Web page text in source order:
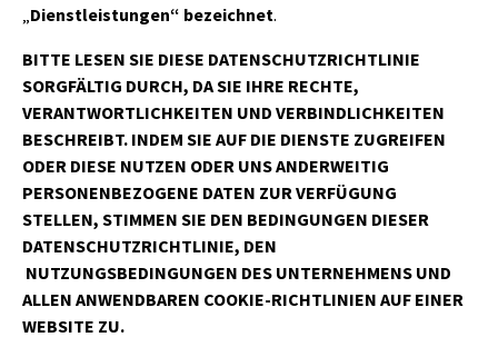
Dienstleistungen“ bezeichnet.
BITTE LESEN SIE DIESE DATENSCHUTZRICHTLINIE
SORGFÄLTIG DURCH, DA SIE IHRE RECHTE,
VERANTWORTLICHKEITEN UND VERBINDLICHKEITEN
BESCHREIBT. INDEM SIE AUF DIE DIENSTE ZUGREIFEN
ODER DIESE NUTZEN ODER UNS ANDERWEITIG
PERSONENBEZOGENE DATEN ZUR VERFÜGUNG
STELLEN, STIMMEN SIE DEN BEDINGUNGEN DIESER
DATENSCHUTZRICHTLINIE, DEN
NUTZUNGSBEDINGUNGEN DES UNTERNEHMENS UND
ALLEN ANWENDBAREN COOKIE-RICHTLINIEN AUF EINER
WEBSITE ZU.